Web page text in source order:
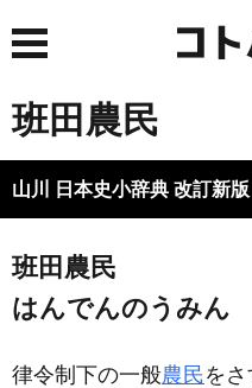
班田農民
山川 日本史小辞典 改訂新版
班田農民
はんでんのうみん
律令制下の一般農民を